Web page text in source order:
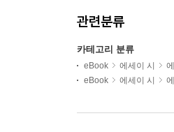
관련분류
카테고리 분류
eBook 에세이 시
eBook
에세이 시